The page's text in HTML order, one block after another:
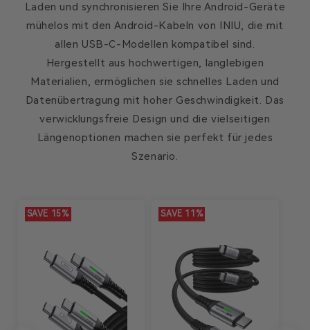
Laden und synchronisieren Sie Ihre Android-Geräte
mühelos mit den Android-Kabeln von INIU, die mit
allen USB-C-Modellen kompatibel sind.
Hergestellt aus hochwertigen, langlebigen
Materialien, ermöglichen sie schnelles Laden und
Datenübertragung mit hoher Geschwindigkeit. Das
verwicklungsfreie Design und die vielseitigen
Längenoptionen machen sie perfekt für jedes
Szenario.
SAVE 15% SAVE 11%